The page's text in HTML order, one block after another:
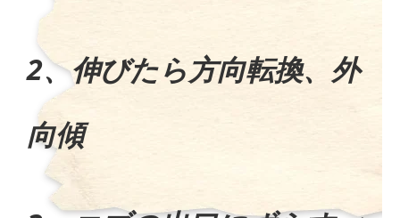
2、伸びたら方向転換、外
向傾